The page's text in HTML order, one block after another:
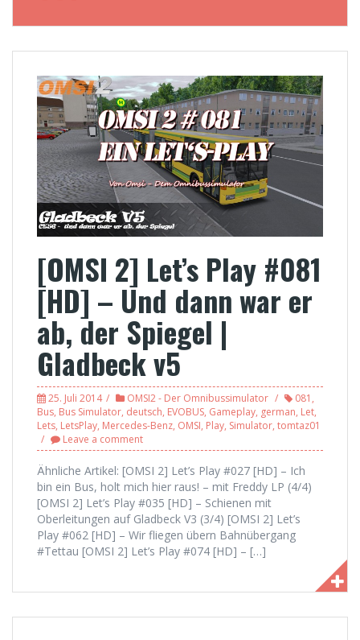
[OMSI 2] Let’s Play #081
[HD] – Und dann war er
ab, der Spiegel |
Gladbeck v5
25. Juli 2014 OMSI2 - Der Omnibussimulator 081 ,
Bus, Bus Simulator, deutsch, EVOBUS, Gameplay, german, Let,
Lets, LetsPlay, Mercedes-Benz, OMSI, Play, Simulator, tomtaz01
Leave a comment
Ähnliche Artikel: [OMSI 2] Let’s Play #027 [HD] – Ich
bin ein Bus, holt mich hier raus! – mit Freddy LP (4/4)
[OMSI 2] Let’s Play #035 [HD] – Schienen mit
Oberleitungen auf Gladbeck V3 (3/4) [OMSI 2] Let’s
Play #062 [HD] – Wir fliegen übern Bahnübergang
#Tettau [OMSI 2] Let’s Play #074 [HD] – […]